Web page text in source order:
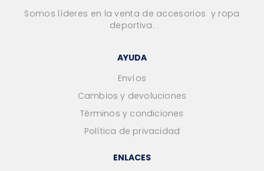
Somos líderes en la venta de accesorios y ropa
deportiva.
AYUDA
Envíos
Cambios y devoluciones
Términos y condiciones
Política de privacidad
ENLACES